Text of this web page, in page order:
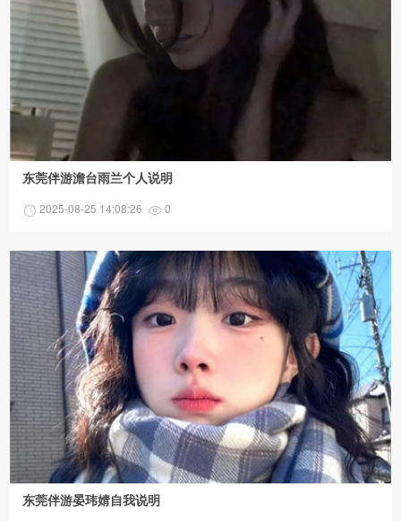
东莞伴游澹台雨兰个人说明
2025-08-25 14:08:26 0
东莞伴游晏玮婧自我说明